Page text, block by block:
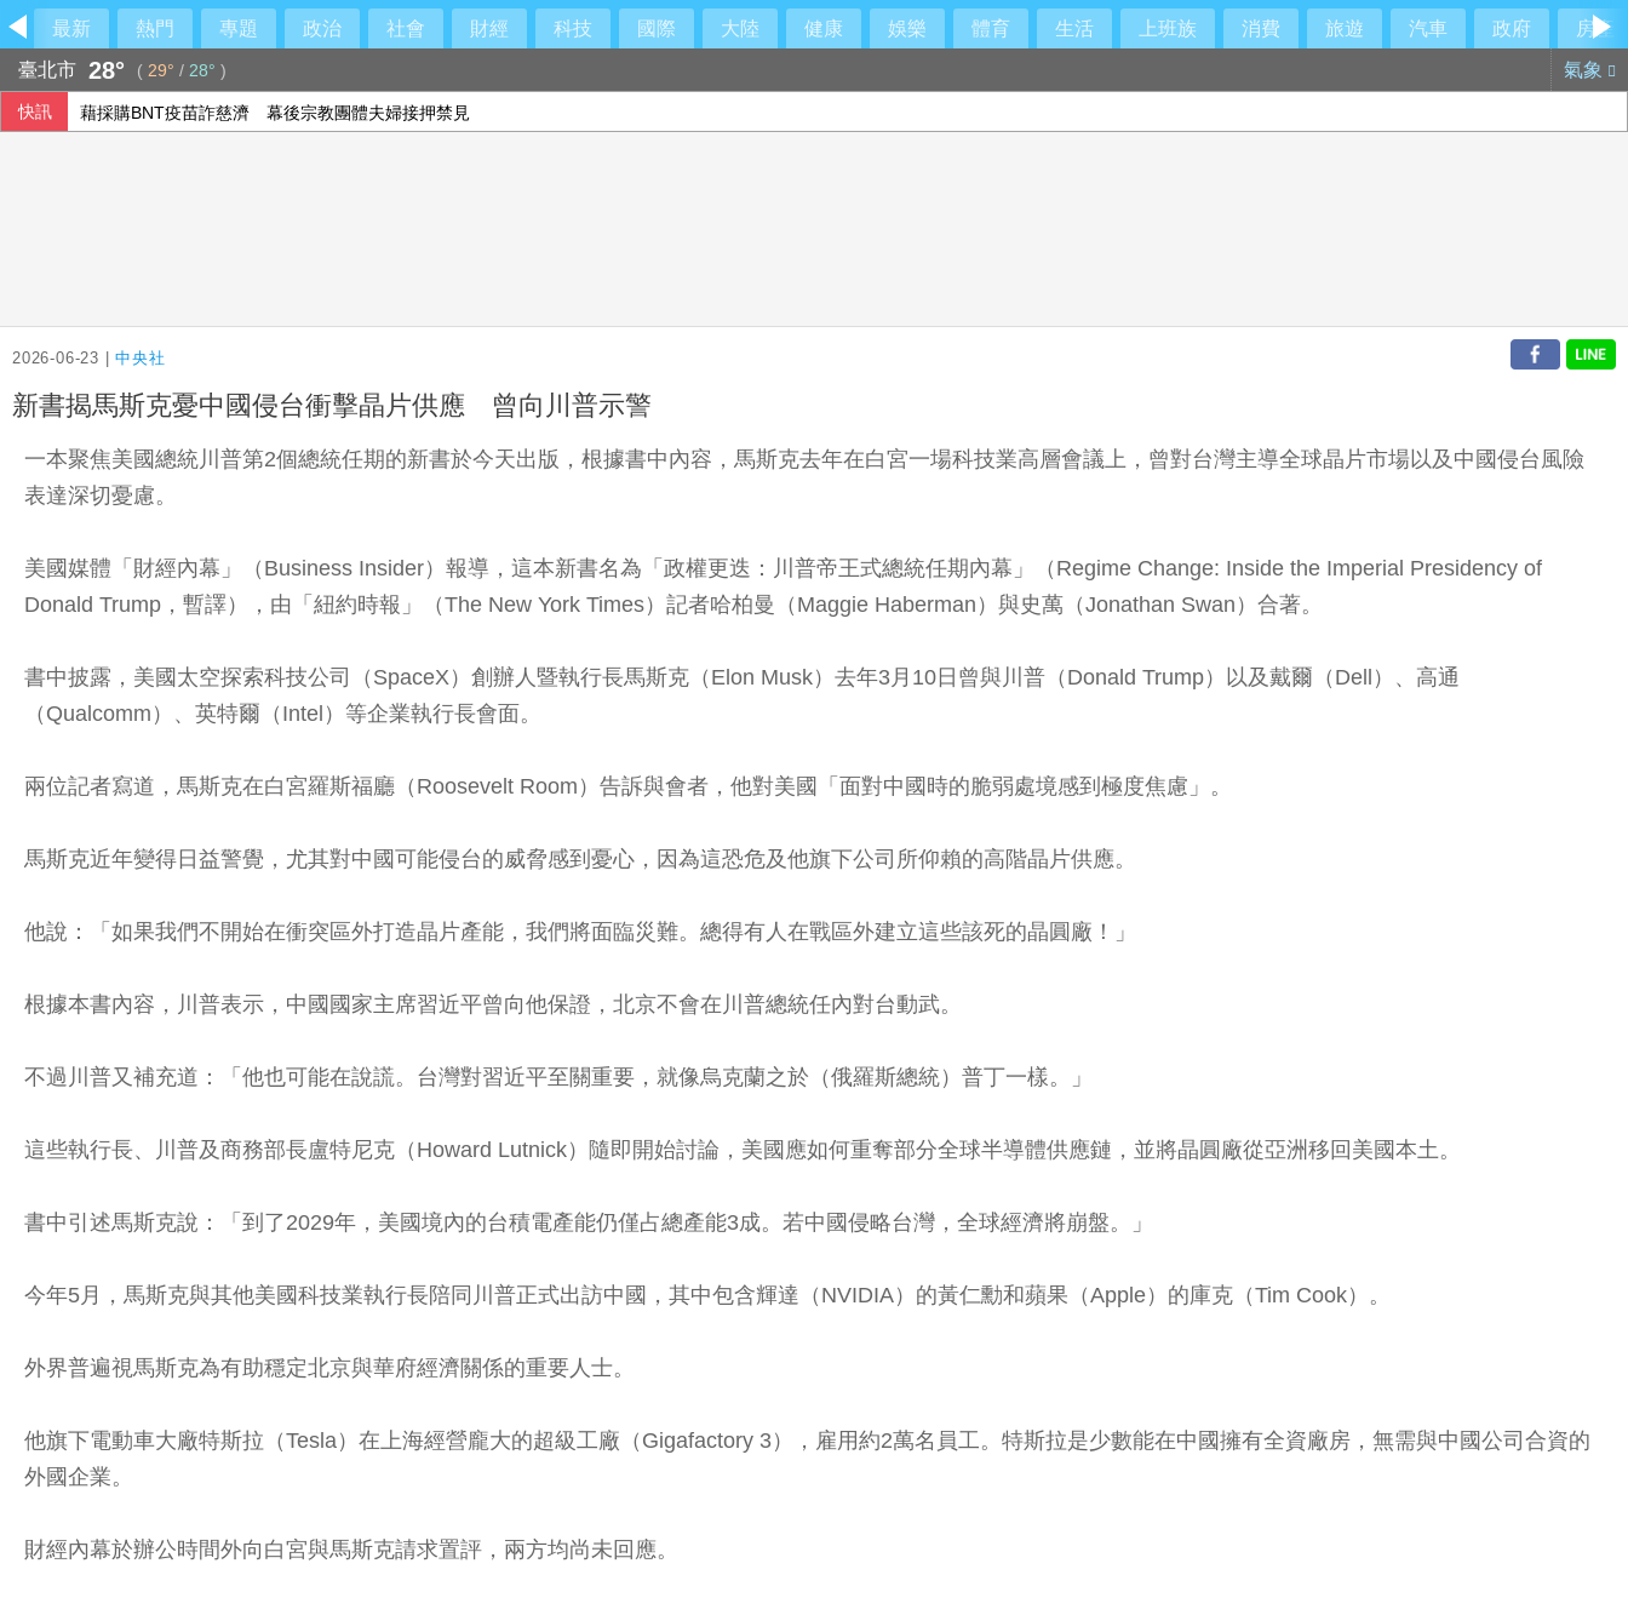
最新 熱門 專題 政治 社會 財經 科技 國際 大陸 健康 娛樂 體育 生活 上班族 消費 旅遊 汽車 政府
房產
臺北市 28° ( 29° / 28° ) 氣象
快訊 藉採購BNT疫苗詐慈濟 幕後宗教團體夫婦接押禁見
2026-06-23 |中央社
新書揭馬斯克憂中國侵台衝擊晶片供應 曾向川普示警
一本聚焦美國總統川普第2個總統任期的新書於今天出版，根據書中內容，馬斯克去年在白宮一場科技業高層會議上，曾對台灣主導全球晶片市場以及中國侵台風險
表達深切憂慮。
美國媒體「財經內幕」（Business Insider）報導，這本新書名為「政權更迭：川普帝王式總統任期內幕」（Regime Change: Inside the Imperial Presidency of
Donald Trump，暫譯），由「紐約時報」（The New York Times）記者哈柏曼（Maggie Haberman）與史萬（Jonathan Swan）合著。
書中披露，美國太空探索科技公司（SpaceX）創辦人暨執行長馬斯克（Elon Musk）去年3月10日曾與川普（Donald Trump）以及戴爾（Dell）、高通
（Qualcomm）、英特爾（Intel）等企業執行長會面。
兩位記者寫道，馬斯克在白宮羅斯福廳（Roosevelt Room）告訴與會者，他對美國「面對中國時的脆弱處境感到極度焦慮」。
馬斯克近年變得日益警覺，尤其對中國可能侵台的威脅感到憂心，因為這恐危及他旗下公司所仰賴的高階晶片供應。
他說：「如果我們不開始在衝突區外打造晶片產能，我們將面臨災難。總得有人在戰區外建立這些該死的晶圓廠！」
根據本書內容，川普表示，中國國家主席習近平曾向他保證，北京不會在川普總統任內對台動武。
不過川普又補充道：「他也可能在說謊。台灣對習近平至關重要，就像烏克蘭之於（俄羅斯總統）普丁一樣。」
這些執行長、川普及商務部長盧特尼克（Howard Lutnick）隨即開始討論，美國應如何重奪部分全球半導體供應鏈，並將晶圓廠從亞洲移回美國本土。
書中引述馬斯克說：「到了2029年，美國境內的台積電產能仍僅占總產能3成。若中國侵略台灣，全球經濟將崩盤。」
今年5月，馬斯克與其他美國科技業執行長陪同川普正式出訪中國，其中包含輝達（NVIDIA）的黃仁勳和蘋果（Apple）的庫克（Tim Cook）。
外界普遍視馬斯克為有助穩定北京與華府經濟關係的重要人士。
他旗下電動車大廠特斯拉（Tesla）在上海經營龐大的超級工廠（Gigafactory 3），雇用約2萬名員工。特斯拉是少數能在中國擁有全資廠房，無需與中國公司合資的
外國企業。
財經內幕於辦公時間外向白宮與馬斯克請求置評，兩方均尚未回應。